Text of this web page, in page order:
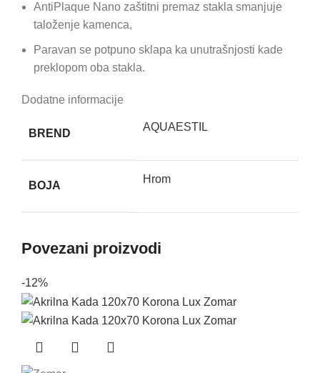
AntiPlaque Nano zaštitni premaz stakla smanjuje
taloženje kamenca,
Paravan se potpuno sklapa ka unutrašnjosti kade
preklopom oba stakla.
Dodatne informacije
BREND
AQUAESTIL
BOJA
Hrom
Povezani proizvodi
-12%